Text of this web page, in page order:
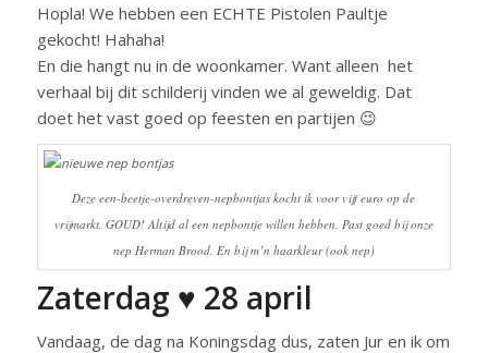
Hopla! We hebben een ECHTE Pistolen Paultje
gekocht! Hahaha!
En die hangt nu in de woonkamer. Want alleen het
verhaal bij dit schilderij vinden we al geweldig. Dat
doet het vast goed op feesten en partijen 😉
Deze een-beetje-overdreven-nepbontjas kocht ik voor vijf euro op de
vrijmarkt. GOUD! Altijd al een nepbontje willen hebben. Past goed bij onze
nep Herman Brood. En bij m’n haarkleur (ook nep)
Zaterdag ♥ 28 april
Vandaag, de dag na Koningsdag dus, zaten Jur en ik om